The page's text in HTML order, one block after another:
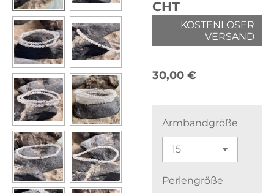
CHT
KOSTENLOSER
VERSAND
30,00 €
Armbandgröße
Perlengröße